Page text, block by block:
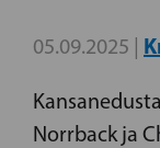
05.09.2025 |
Norrback ja